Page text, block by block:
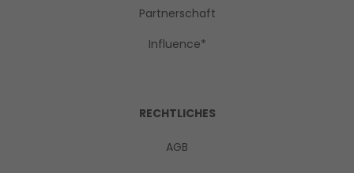
Partnerschaft
Influence*
RECHTLICHES
AGB